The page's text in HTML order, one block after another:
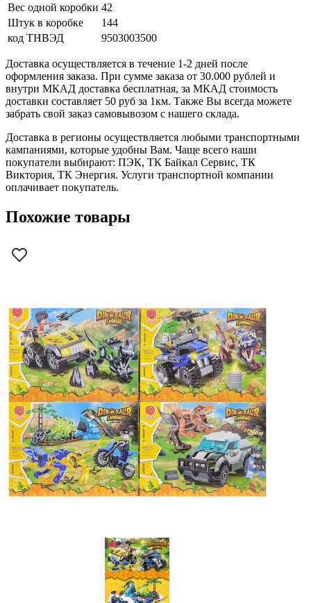
Вес одной коробки 42
Штук в коробке
144
код ТНВЭД
9503003500
Доставка осуществляется в течение 1-2 дней после
оформления заказа. При сумме заказа от 30.000 рублей и
внутри МКАД доставка бесплатная, за МКАД стоимость
доставки составляет 50 руб за 1км. Также Вы всегда можете
забрать свой заказ самовывозом с нашего склада.
Доставка в регионы осуществляется любыми транспортными
кампаниями, которые удобны Вам. Чаще всего наши
покупатели выбирают: ПЭК, ТК Байкал Сервис, ТК
Виктория, ТК Энергия. Услуги транспортной компании
оплачивает покупатель.
Похожие товары